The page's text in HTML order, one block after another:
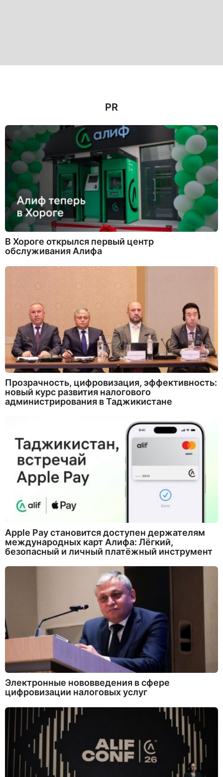
PR
В Хороге открылся первый центр
обслуживания Алифа
Прозрачность, цифровизация, эффективность:
новый курс развития налогового
администрирования в Таджикистане
Apple Pay становится доступен держателям
международных карт Алифа: Лёгкий,
безопасный и личный платёжный инструмент
Электронные нововведения в сфере
цифровизации налоговых услуг